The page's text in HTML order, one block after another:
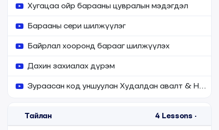
Хугацаа ойр барааны цувралын мэдэгдэл
Барааны сери шилжүүлэг
Байрлал хооронд барааг шилжүүлэх
Дахин захиалах дүрэм
Зураасан код уншуулан Худалдан авалт & Нөхөн дүүргэлт хийх
Тайлан 4 Lessons ·